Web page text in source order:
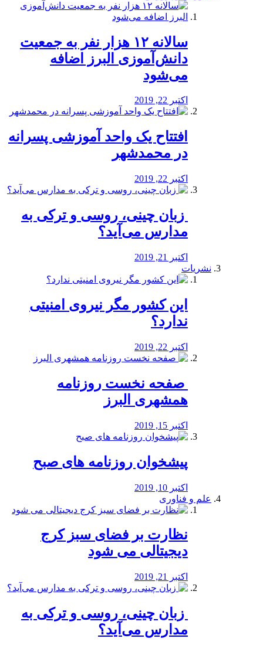
️سالانه ۱۲ هزار نفر به جمعیت
دانش‌آموزی البرز اضافه
می‌شود
اکتبر 22, 2019
افتتاح یک واحد آموزشی پسرانه
در محمدشهر
اکتبر 22, 2019
️ زبان چینی، روسی و ترکی به
مدارس می‌آید؟
اکتبر 21, 2019
نشریات
این کشور مگر نیروی امنیتی
ندارد؟
اکتبر 22, 2019
️ صفحه نخست روزنامه‌
همشهری البرز
اکتبر 15, 2019
پیشخوان روزنامه های صبح
اکتبر 10, 2019
علم و فناوری
نظارت بر فضای سبز کرج
دیجیتالی می شود
اکتبر 21, 2019
️ زبان چینی، روسی و ترکی به
مدارس می‌آید؟